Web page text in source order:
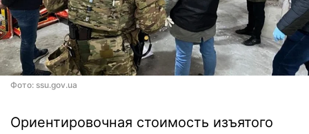
Фото: ssu.gov.ua
Ориентировочная стоимость изъятого